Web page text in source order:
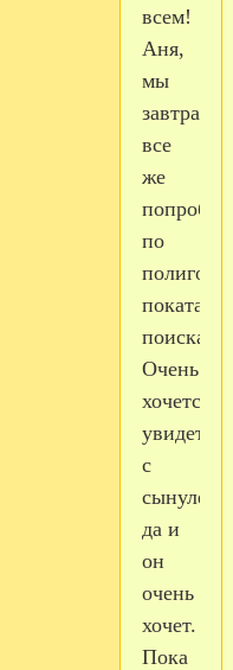
всем!
Аня,
мы
завтра
все
же
по
полигону
поискать!
Очень
хочется
увидеться
с
сынулей,
да и
он
очень
хочет.
Пока